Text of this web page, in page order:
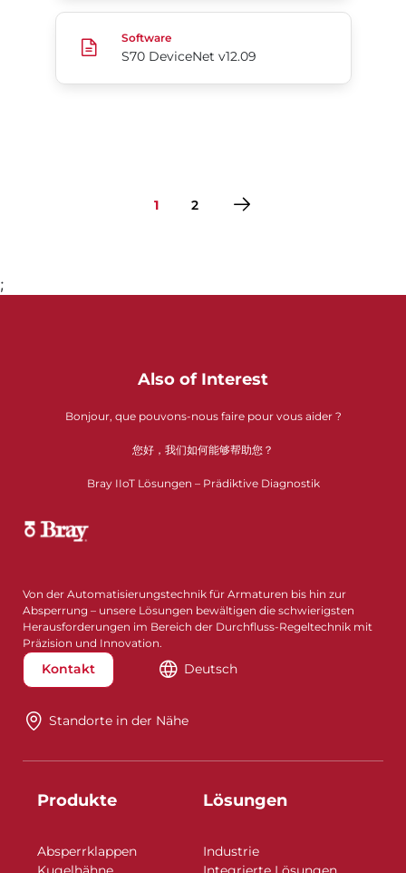
S70 DeviceNet v12.09
Software
S70 DeviceNet v12.09
1 2
;
Also of Interest
Bonjour, que pouvons-nous faire pour vous aider ?
您好，我们如何能够帮助您？
Bray IIoT Lösungen – Prädiktive Diagnostik
Von der Automatisierungstechnik für Armaturen bis hin zur
Absperrung – unsere Lösungen bewältigen die schwierigsten
Herausforderungen im Bereich der Durchfluss-Regeltechnik mit
Präzision und Innovation.
Kontakt Deutsch
Standorte in der Nähe​​​​​​​
Produkte
Absperrklappen
Lösungen
Industrie